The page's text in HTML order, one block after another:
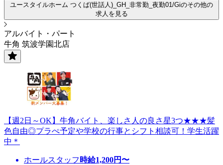
ユースタイルホーム つくば(世話人)_GH_非常勤_夜勤01/Giのその他の
求人を見る
アルバイト・パート
牛角 筑波学園北店
【週2日～OK】牛角バイト、楽しさ人の良さ星3つ★★★髪
色自由◎プラぺ予定や学校の行事とシフト相談可！学生活躍
中＊
ホールスタッフ 時給1,200円〜